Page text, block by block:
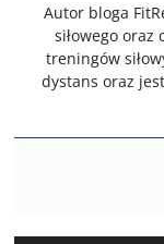
Autor bloga
siłowego
treningów
dystans oraz